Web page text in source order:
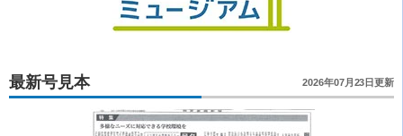
最新号見本 2026年07月23日更新